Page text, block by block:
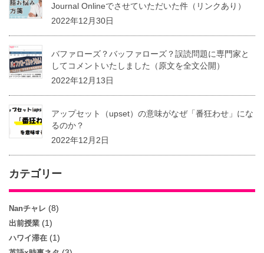
Journal Onlineでさせていただいた件（リンクあり）
2022年12月30日
バファローズ？バッファローズ？誤読問題に専門家と
してコメントいたしました（原文を全文公開）
2022年12月13日
アップセット（upset）の意味がなぜ「番狂わせ」にな
るのか？
2022年12月2日
カテゴリー
Nanチャレ (8)
出前授業 (1)
ハワイ滞在 (1)